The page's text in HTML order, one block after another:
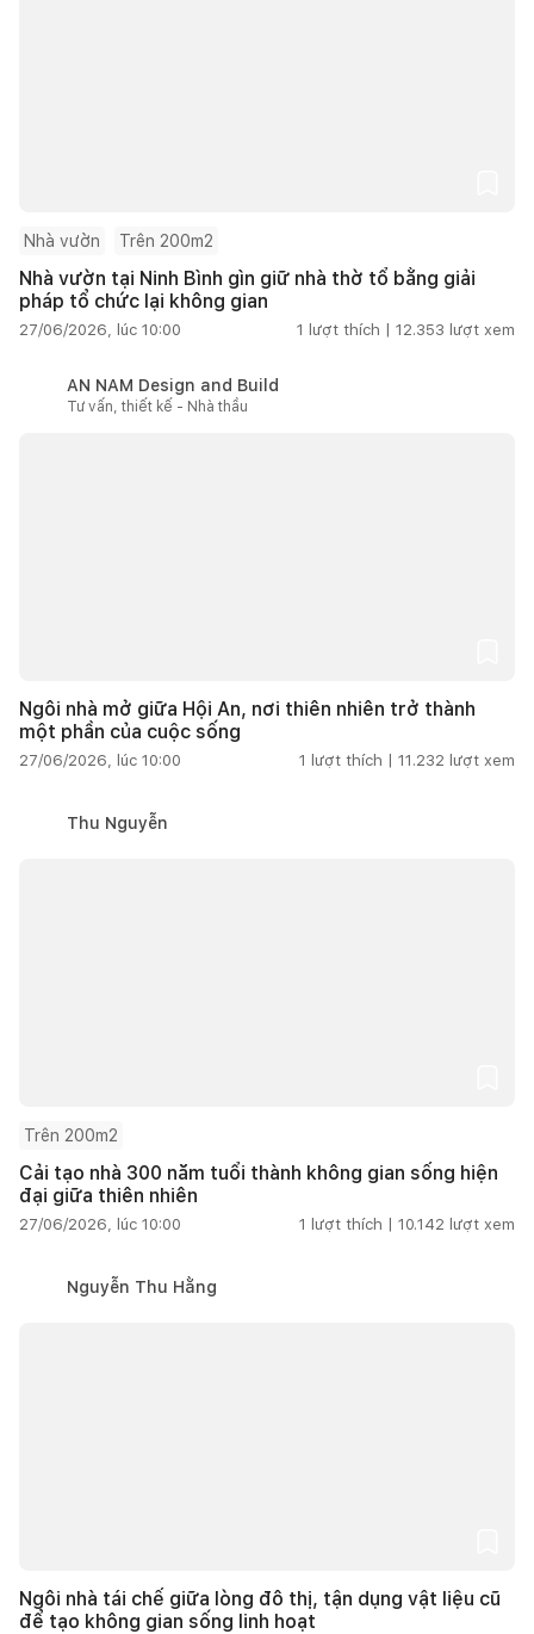
Nhà vườn Trên 200m2
Nhà vườn tại Ninh Bình gìn giữ nhà thờ tổ bằng giải
pháp tổ chức lại không gian
27/06/2026, lúc 10:00 1 lượt thích | 12.353 lượt xem
AN NAM Design and Build
Tư vấn, thiết kế - Nhà thầu
Ngôi nhà mở giữa Hội An, nơi thiên nhiên trở thành
một phần của cuộc sống
27/06/2026, lúc 10:00 1 lượt thích | 11.232 lượt xem
Thu Nguyễn
Trên 200m2
Cải tạo nhà 300 năm tuổi thành không gian sống hiện
đại giữa thiên nhiên
27/06/2026, lúc 10:00 1 lượt thích | 10.142 lượt xem
Nguyễn Thu Hằng
Ngôi nhà tái chế giữa lòng đô thị, tận dụng vật liệu cũ
để tạo không gian sống linh hoạt